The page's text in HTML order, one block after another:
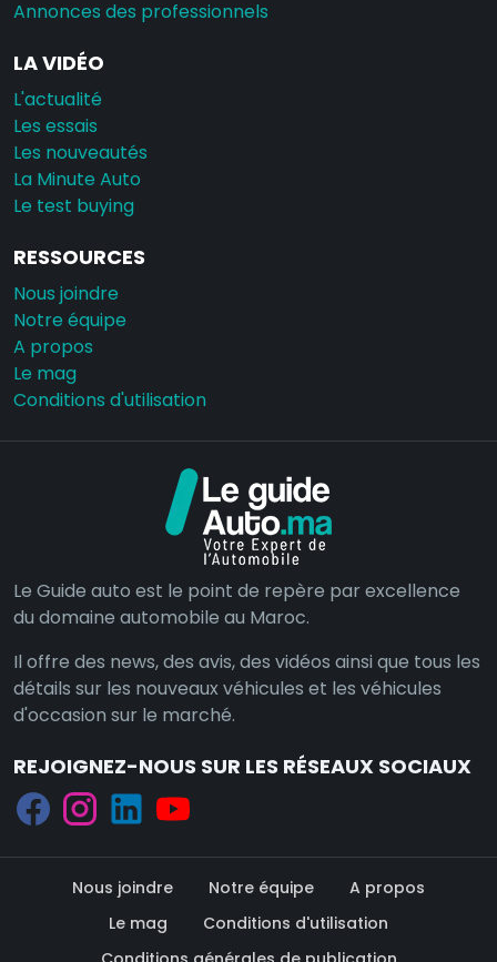
Annonces des professionnels
LA VIDÉO
L'actualité
Les essais
Les nouveautés
La Minute Auto
Le test buying
RESSOURCES
Nous joindre
Notre équipe
A propos
Le mag
Conditions d'utilisation
Le Guide auto est le point de repère par excellence
du domaine automobile au Maroc.
Il offre des news, des avis, des vidéos ainsi que tous les
détails sur les nouveaux véhicules et les véhicules
d'occasion sur le marché.
REJOIGNEZ-NOUS SUR LES RÉSEAUX SOCIAUX
Nous joindre Notre équipe
A propos
Le mag
Conditions d'utilisation